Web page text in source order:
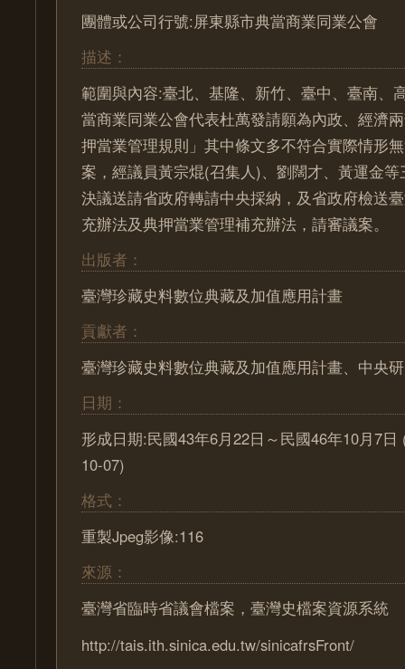
團體或公司行號:屏東縣市典當商業同業公會
描述：
範圍與內容:臺北、基隆、新竹、臺中、臺南、
當商業同業公會代表杜萬發請願為內政、經濟
押當業管理規則」其中條文多不符合實際情形
案，經議員黃宗焜(召集人)、劉闊才、黃運金
決議送請省政府轉請中央採納，及省政府檢送
充辦法及典押當業管理補充辦法，請審議案。
出版者：
臺灣珍藏史料數位典藏及加值應用計畫
貢獻者：
臺灣珍藏史料數位典藏及加值應用計畫、中央
日期：
形成日期:民國43年6月22日～民國46年10月7日
10-07)
格式：
重製Jpeg影像:116
來源：
臺灣省臨時省議會檔案，臺灣史檔案資源系統
http://tais.ith.sinica.edu.tw/sinicafrsFront/